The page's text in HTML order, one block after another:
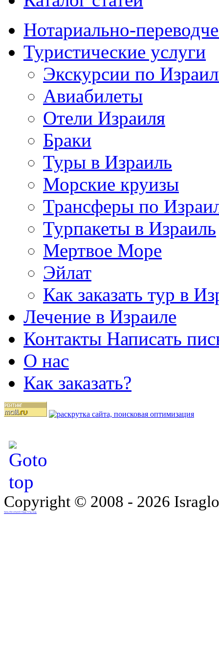
Нотариально-
Туристические услуги
Экскурсии по
Авиабилеты
Отели Израиля
Браки
Туры в Израиль
Морские круизы
Трансферы по
Турпакеты в Израиль
Мертвое Море
Эйлат
Как заказать тур в
Лечение в Израиле
Контакты Написать
О нас
Как заказать?
Copyright © 2008 - 2026
נבנה על ידי סטודיו להדמיות תלת מימד